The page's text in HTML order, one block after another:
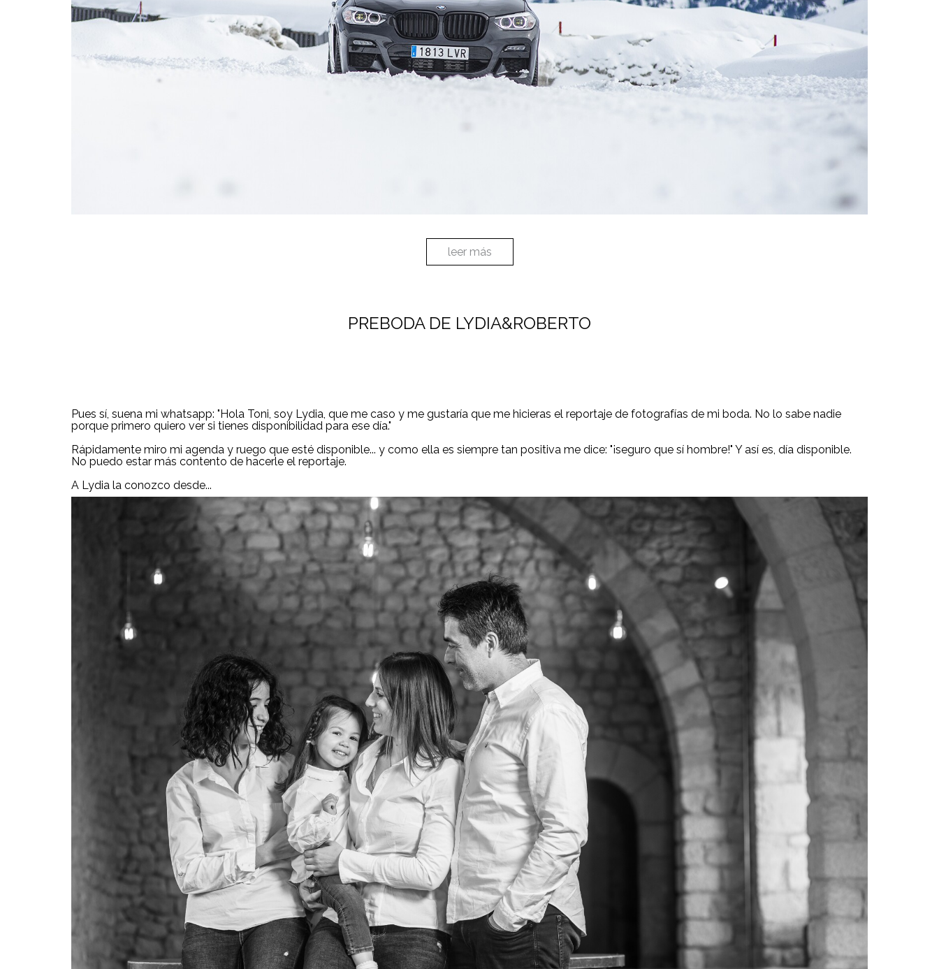
leer más
PREBODA DE LYDIA&ROBERTO
Pues sí, suena mi whatsapp: "Hola Toni, soy Lydia, que me caso y me gustaría que me hicieras el reportaje de fotografías de mi boda. No lo sabe nadie
porque primero quiero ver si tienes disponibilidad para ese día."
Rápidamente miro mi agenda y ruego que esté disponible... y como ella es siempre tan positiva me dice: "¡seguro que sí hombre!" Y así es, día disponible.
No puedo estar más contento de hacerle el reportaje.
A Lydia la conozco desde...